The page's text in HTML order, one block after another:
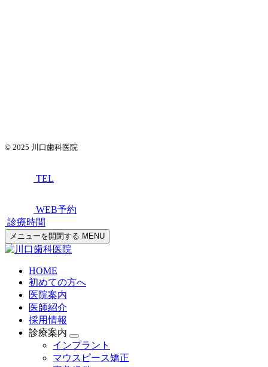
© 2025 川口歯科医院
TEL
WEB予約
診療時間
メニューを開閉する MENU
HOME
初めての方へ
医院案内
医師紹介
採用情報
診療案内
インプラント
マウスピース矯正